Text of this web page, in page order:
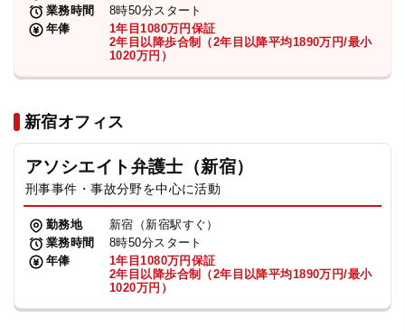
業務時間
8時50分スタート
年俸
1年目1080万円保証
2年目以降歩合制（2年目以降平均1890万円/最小
1020万円）
新宿オフィス
アソシエイト弁護士（新宿）
刑事事件・事故分野を中心に活動
勤務地
新宿（新宿駅すぐ）
業務時間
8時50分スタート
年俸
1年目1080万円保証
2年目以降歩合制（2年目以降平均1890万円/最小
1020万円）
費用
求人採用
お知らせ
特設サイト
相談先情報サイト